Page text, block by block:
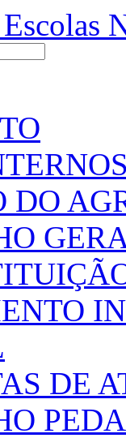
DO
DE